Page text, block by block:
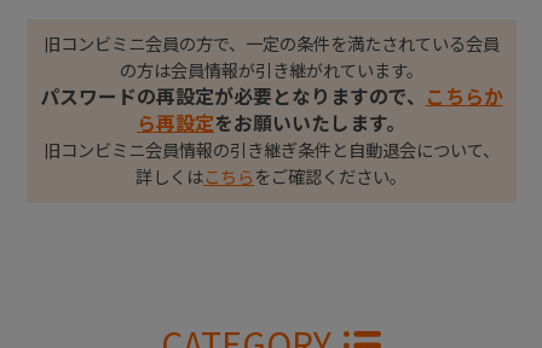
旧コンビミニ会員の方で、一定の条件を満たされている会員
の方は会員情報が引き継がれています。
パスワードの再設定が必要となりますので、
こちらか
ら再設定をお願いいたします。
旧コンビミニ会員情報の引き継ぎ条件と自動退会について、
詳しくはこちら をご確認ください。